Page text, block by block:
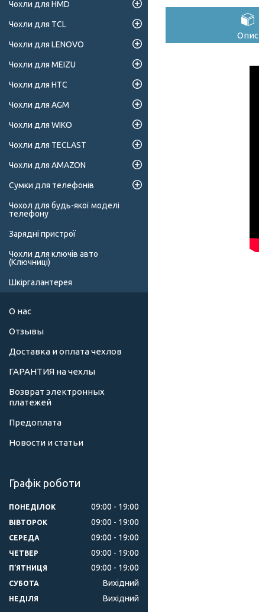
Опис
Чохли для HMD
Чохли для TCL
Чохли для LENOVO
Чохли для MEIZU
Чохли для HTC
Чохли для AGM
Чохли для WIKO
Чохли для TECLAST
Чохли для AMAZON
Сумки для телефонів
Чохол для будь-якої моделі
телефону
Зарядні пристрої
Чохли для ключів авто
(Ключниці)
Шкіргалантерея
О нас
Отзывы
Доставка и оплата чехлов
ГАРАНТИЯ на чехлы
Возврат электронных
платежей
Предоплата
Новости и статьи
Графік роботи
ПОНЕДІЛОК 09:00 19:00
ВІВТОРОК 09:00 19:00
СЕРЕДА 09:00 19:00
ЧЕТВЕР 09:00 19:00
ПʼЯТНИЦЯ 09:00 19:00
СУБОТА Вихідний
НЕДІЛЯ Вихідний